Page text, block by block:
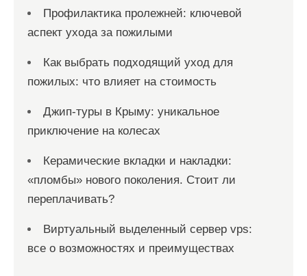
Профилактика пролежней: ключевой
аспект ухода за пожилыми
Как выбрать подходящий уход для
пожилых: что влияет на стоимость
Джип-туры в Крыму: уникальное
приключение на колесах
Керамические вкладки и накладки:
«пломбы» нового поколения. Стоит ли
переплачивать?
Виртуальный выделенный сервер vps:
все о возможностях и преимуществах